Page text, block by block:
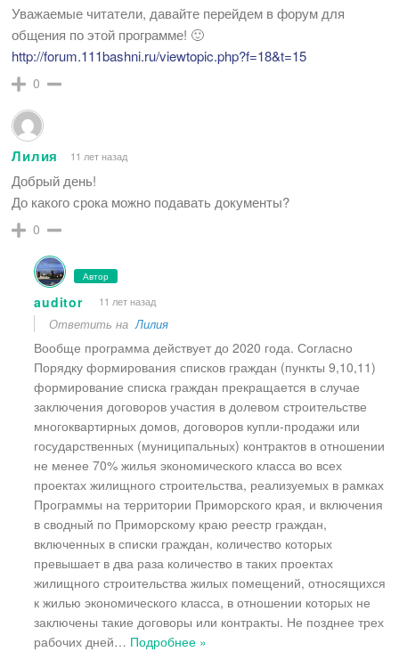
Уважаемые читатели, давайте перейдем в форум для
общения по этой программе! 🙂
http://forum.111bashni.ru/viewtopic.php?f=18&t=15
0
Лилия 11 лет назад
Добрый день!
До какого срока можно подавать документы?
0
Автор
auditor 11 лет назад
Ответить наЛилия
Вообще программа действует до 2020 года. Согласно
Порядку формирования списков граждан (пункты 9,10,11)
формирование списка граждан прекращается в случае
заключения договоров участия в долевом строительстве
многоквартирных домов, договоров купли-продажи или
государственных (муниципальных) контрактов в отношении
не менее 70% жилья экономического класса во всех
проектах жилищного строительства, реализуемых в рамках
Программы на территории Приморского края, и включения
в сводный по Приморскому краю реестр граждан,
включенных в списки граждан, количество которых
превышает в два раза количество в таких проектах
жилищного строительства жилых помещений, относящихся
к жилью экономического класса, в отношении которых не
заключены такие договоры или контракты. Не позднее трех
рабочих дней… Подробнее »